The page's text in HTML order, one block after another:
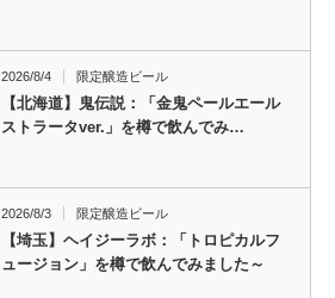
2026/8/4 限定醸造ビール
【北海道】鬼伝説：「金鬼ペールエール
ストラータver.」を樽で飲んでみ…
2026/8/3 限定醸造ビール
【埼玉】ヘイジーラボ：「トロピカルフ
ュージョン」を樽で飲んでみました～